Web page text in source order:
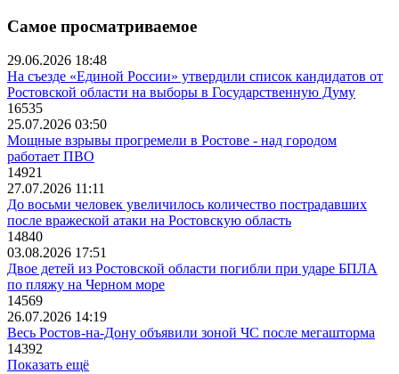
Самое просматриваемое
29.06.2026 18:48
На съезде «Единой России» утвердили список кандидатов от
Ростовской области на выборы в Государственную Думу
16535
25.07.2026 03:50
Мощные взрывы прогремели в Ростове - над городом
работает ПВО
14921
27.07.2026 11:11
До восьми человек увеличилось количество пострадавших
после вражеской атаки на Ростовскую область
14840
03.08.2026 17:51
Двое детей из Ростовской области погибли при ударе БПЛА
по пляжу на Черном море
14569
26.07.2026 14:19
Весь Ростов-на-Дону объявили зоной ЧС после мегашторма
14392
Показать ещё